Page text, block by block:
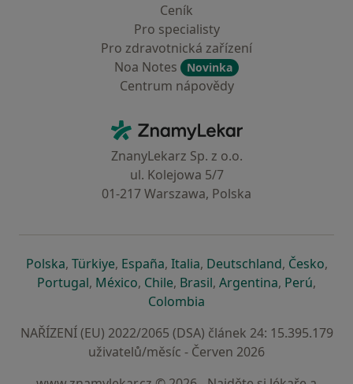
Ceník
Pro specialisty
Pro zdravotnická zařízení
Noa Notes
Novinka
Centrum nápovědy
ZnamyLekar - Hlavní stránka
ZnanyLekarz Sp. z o.o.
ul. Kolejowa 5/7
01-217 Warszawa, Polska
Polskase otevře v nové záložce
, Türkiyese otevře v nové záložce
, Españase otevře v nové záložce
, Italiase otevře v nové záložce
, Deutschlandse otevře v
, Českose
,
Portugalse otevře v nové záložce
, Méxicose otevře v nové záložce
, Chilese otevře v nové záložce
, Brasilse otevře v nové
, Argentinase otevře v
, Perúse
,
Colombia
NAŘÍZENÍ (EU) 2022/2065 (DSA) článek 24: 15.395.179
uživatelů/měsíc - Červen 2026